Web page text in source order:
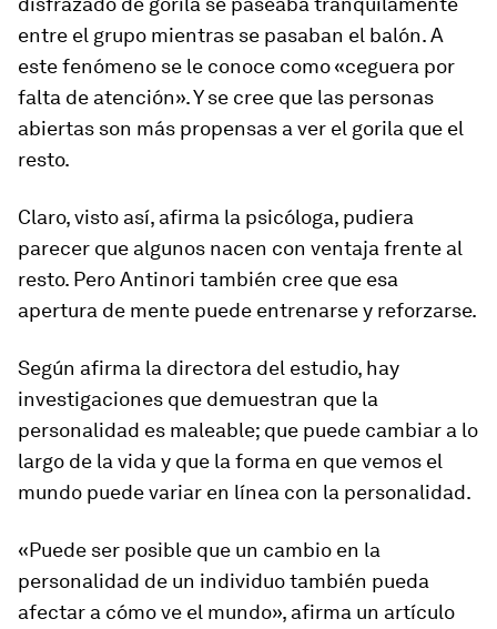
entre el grupo mientras se pasaban el balón. A
este fenómeno se le conoce como «ceguera por
falta de atención». Y se cree que las personas
abiertas son más propensas a ver el gorila que el
resto.
Claro, visto así, afirma la psicóloga, pudiera
parecer que algunos nacen con ventaja frente al
resto. Pero Antinori también cree que esa
apertura de mente puede entrenarse y reforzarse.
Según afirma la directora del estudio, hay
investigaciones que demuestran que la
personalidad es maleable; que puede cambiar a lo
largo de la vida y que la forma en que vemos el
mundo puede variar en línea con la personalidad.
«Puede ser posible que un cambio en la
personalidad de un individuo también pueda
afectar a cómo ve el mundo», afirma un artículo